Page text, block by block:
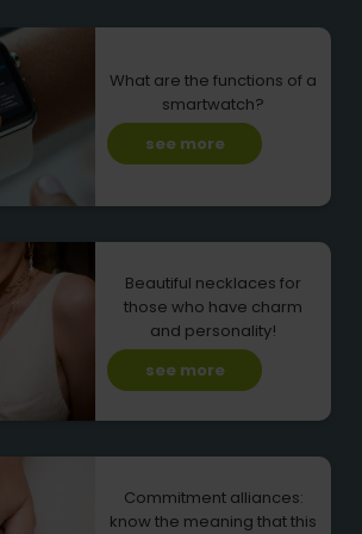
What are the functions of a
smartwatch?
see more
Beautiful necklaces for
those who have charm
and personality!
see more
Commitment alliances:
know the meaning that this